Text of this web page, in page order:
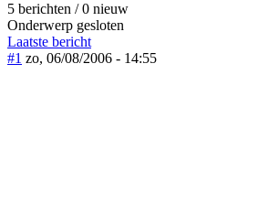
5 berichten / 0 nieuw
Onderwerp gesloten
Laatste bericht
#1 zo, 06/08/2006 - 14:55